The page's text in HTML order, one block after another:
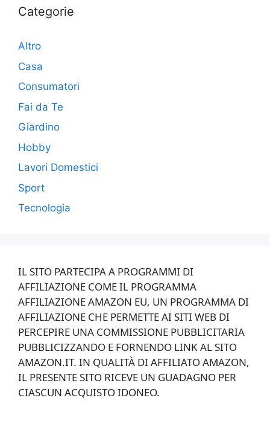
Categorie
Altro
Casa
Consumatori
Fai da Te
Giardino
Hobby
Lavori Domestici
Sport
Tecnologia
IL SITO PARTECIPA A PROGRAMMI DI
AFFILIAZIONE COME IL PROGRAMMA
AFFILIAZIONE AMAZON EU, UN PROGRAMMA DI
AFFILIAZIONE CHE PERMETTE AI SITI WEB DI
PERCEPIRE UNA COMMISSIONE PUBBLICITARIA
PUBBLICIZZANDO E FORNENDO LINK AL SITO
AMAZON.IT. IN QUALITÀ DI AFFILIATO AMAZON,
IL PRESENTE SITO RICEVE UN GUADAGNO PER
CIASCUN ACQUISTO IDONEO.